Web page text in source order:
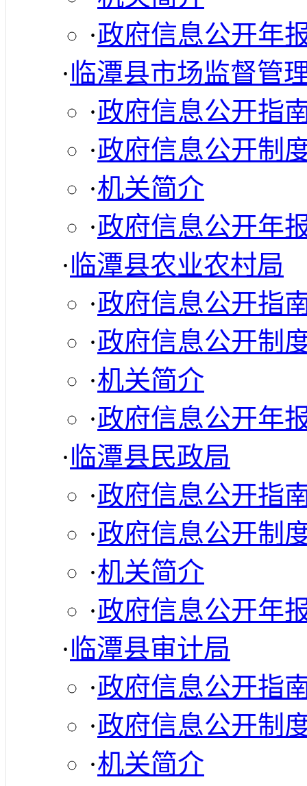
·政府信息公开年
·临潭县市场监督管
·政府信息公开指
·政府信息公开制
·机关简介
·政府信息公开年
·临潭县农业农村局
·政府信息公开指
·政府信息公开制
·机关简介
·政府信息公开年
·临潭县民政局
·政府信息公开指
·政府信息公开制
·机关简介
·政府信息公开年
·临潭县审计局
·政府信息公开指
·政府信息公开制
·机关简介